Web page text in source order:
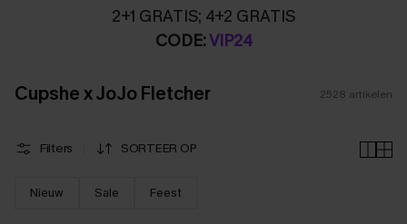
2+1 GRATIS; 4+2 GRATIS
CODE:VIP24
Cupshe x JoJo Fletcher 2528 artikelen
Filters SORTEER OP
Nieuw Sale Feest